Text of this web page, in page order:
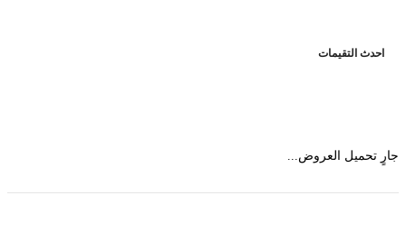
التقيمات
تحميل العروض...